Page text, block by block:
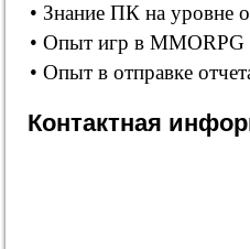
• Знание ПК на уровне
• Опыт игр в MMORPG
• Опыт в отправке
Контактная